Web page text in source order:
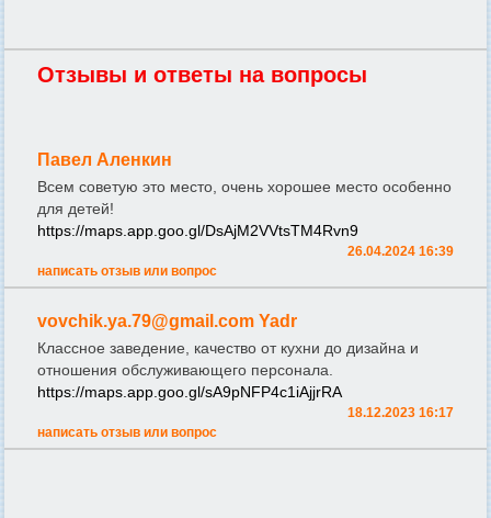
Отзывы и ответы на вопросы
Павел Аленкин
Всем советую это место, очень хорошее место особенно
для детей!
https://maps.app.goo.gl/DsAjM2VVtsTM4Rvn9
26.04.2024 16:39
написать отзыв или вопрос
vovchik.ya.79@gmail.com Yadr
Классное заведение, качество от кухни до дизайна и
отношения обслуживающего персонала.
https://maps.app.goo.gl/sA9pNFP4c1iAjjrRA
18.12.2023 16:17
написать отзыв или вопрос